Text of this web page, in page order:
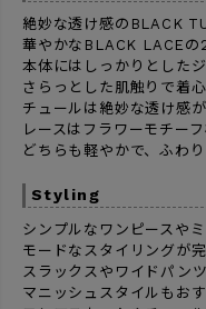
絶妙な透け感のBLACK
華やかなBLACK LACEの
本体にはしっかりとした
さらっとした肌触りで着心
チュールは絶妙な透け感
レースはフラワーモチー
どちらも軽やかで、ふわ
Styling
シンプルなワンピースや
モードなスタイリングが
スラックスやワイドパン
マニッシュスタイルもおす